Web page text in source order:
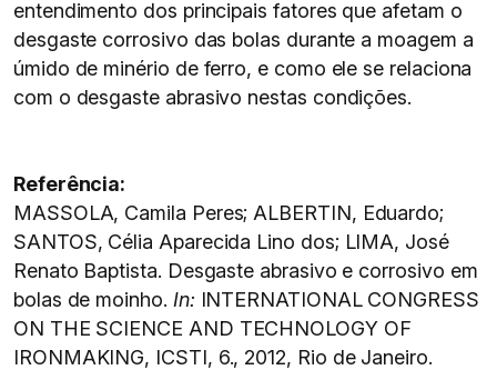
entendimento dos principais fatores que afetam o
desgaste corrosivo das bolas durante a moagem a
úmido de minério de ferro, e como ele se relaciona
com o desgaste abrasivo nestas condições.
Referência:
MASSOLA, Camila Peres; ALBERTIN, Eduardo;
SANTOS, Célia Aparecida Lino dos; LIMA, José
Renato Baptista. Desgaste abrasivo e corrosivo em
bolas de moinho. In: INTERNATIONAL CONGRESS
ON THE SCIENCE AND TECHNOLOGY OF
IRONMAKING, ICSTI, 6., 2012, Rio de Janeiro.